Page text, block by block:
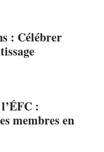
: Célébrer
:
membres en